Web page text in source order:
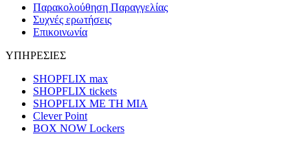
Παρακολούθηση Παραγγελίας
Συχνές ερωτήσεις
Επικοινωνία
ΥΠΗΡΕΣΙΕΣ
SHOPFLIX max
SHOPFLIX tickets
SHOPFLIX ΜΕ ΤΗ ΜΙΑ
Clever Point
BOX NOW Lockers